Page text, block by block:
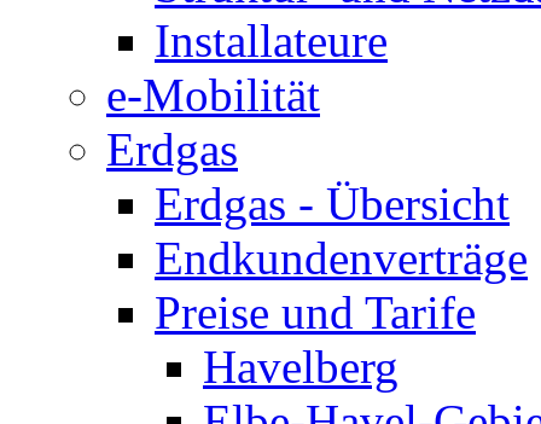
Installateure
e-Mobilität
Erdgas
Erdgas - Übersicht
Endkundenverträge
Preise und Tarife
Havelberg